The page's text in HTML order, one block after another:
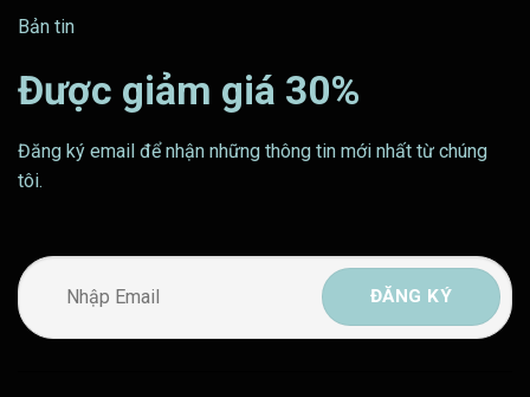
Bản tin
Được giảm giá 30%
Đăng ký email để nhận những thông tin mới nhất từ chúng
tôi.